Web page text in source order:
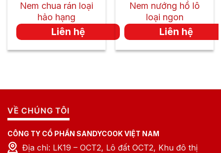
Nem chua rán loại
hảo hạng
Liên hệ
Nem nướng hồ lô
loại ngon
Liên hệ
VỀ CHÚNG TÔI
CÔNG TY CỔ PHẦN SANDYCOOK VIỆT NAM
Địa chỉ: LK19 – OCT2, Lô đất OCT2, Khu đô thị